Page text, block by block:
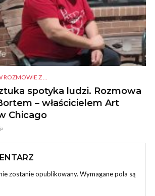
ROZMOWIE Z ...
spotyka ludzi. Rozmowa
– właścicielem Art
Chicago
zostanie opublikowany. Wymagane pola są